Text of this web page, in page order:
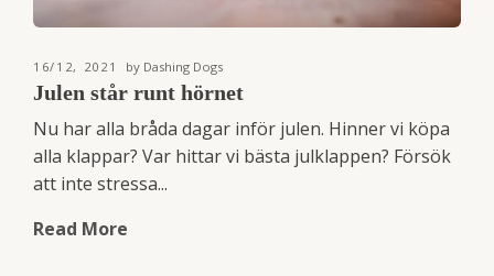
16/12, 2021 by Dashing Dogs
Julen står runt hörnet
Nu har alla bråda dagar inför julen. Hinner vi köpa
alla klappar? Var hittar vi bästa julklappen? Försök
att inte stressa...
Read More